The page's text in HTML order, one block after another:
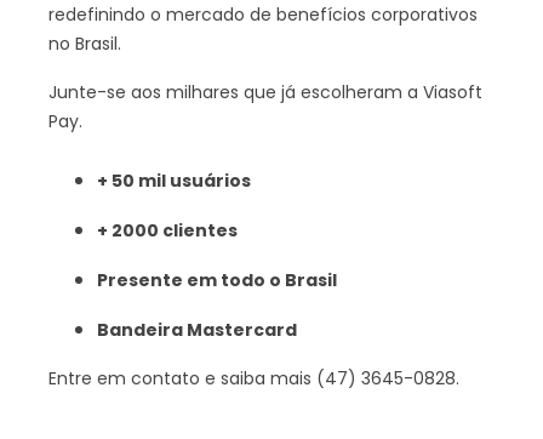
redefinindo o mercado de benefícios corporativos
no Brasil.
Junte-se aos milhares que já escolheram a Viasoft
Pay.
+ 50 mil usuários
+ 2000 clientes
Presente em todo o Brasil
Bandeira Mastercard
Entre em contato e saiba mais (47) 3645-0828.